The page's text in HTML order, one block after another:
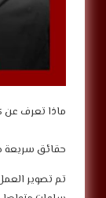
ماذا تعرف عن كليب
حقائق سريعة